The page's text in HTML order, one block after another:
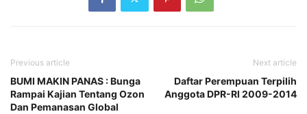
Previous article
BUMI MAKIN PANAS : Bunga
Rampai Kajian Tentang Ozon
Dan Pemanasan Global
Next article
Daftar Perempuan Terpilih
Anggota DPR-RI 2009-2014